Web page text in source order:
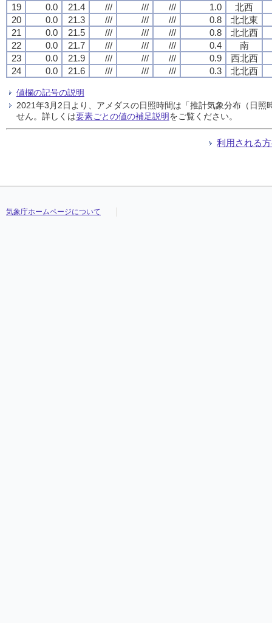
19
0.0 21.4 /// /// /// 1.0
北西
20
0.0 21.3 /// /// /// 0.8
北北東
21
0.0 21.5 /// /// /// 0.8
北北西
22
0.0 21.7 /// /// /// 0.4
南
23
0.0 21.9 /// /// /// 0.9
西北西
24
0.0 21.6 /// /// /// 0.3 北北西
値欄の記号の説明
2021年3月2日より、アメダスの日照時間は「推計気象分布（日
せん。詳しくは要素ごとの値の補足説明をご覧ください。
利用される
気象庁ホームページについて